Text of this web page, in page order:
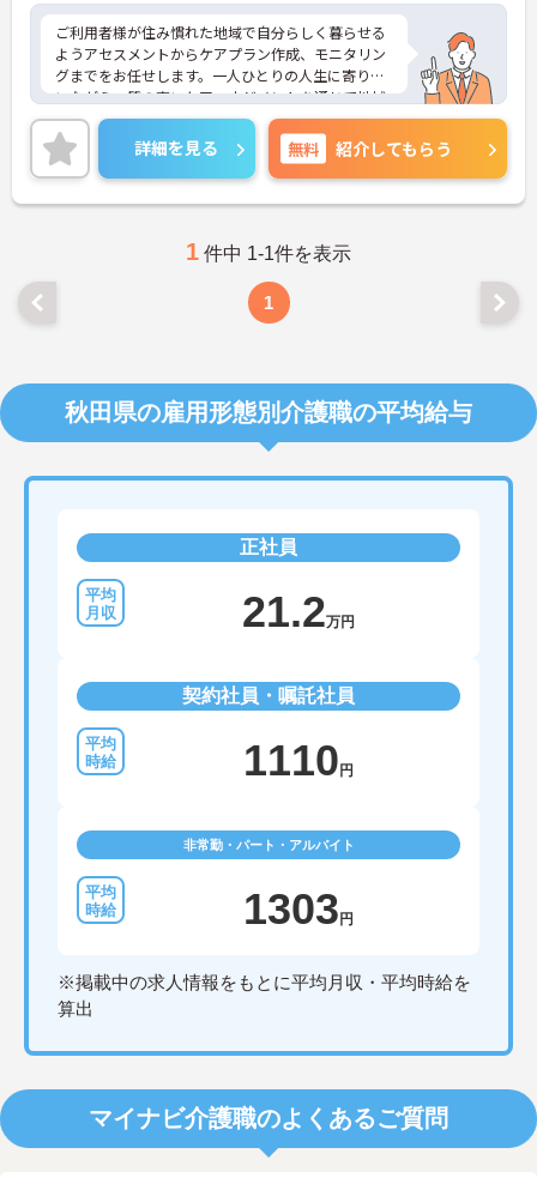
ご利用者様が住み慣れた地域で自分らしく暮らせる
ようアセスメントからケアプラン作成、モニタリン
グまでをお任せします。一人ひとりの人生に寄り添
いながら、質の高いケアマネジメントを通じて地域
に貢献できるとてもやりがいのあるお仕事です。
◆会社全体で人材育成に力を入れています。入社時
研修をはじめ、事業所内研修やスキルアップ研修な
ど、学びの場が豊富に用意されています。ケアマネ
ジャーとしての専門性をさらに磨いていきたい方に
◆基本給に加えて職務手当や働きがい向上手当など
が支給されます。主任ケアマネジャーの方には特別
手当の支給もあり、お持ちの資格やスキルを最大限
に活かして、モチベーション高く働き続けられま
詳細を見る 無料 紹介してもらう
1 件中 1-1件を表示
1
秋田県の雇用形態別介護職の平均給与
正社員
21.2万円
契約社員・嘱託社員
1110 円
非常勤・パート・アルバイト
1303 円
※掲載中の求人情報をもとに平均月収・平均時給を
算出
マイナビ介護職のよくあるご質問